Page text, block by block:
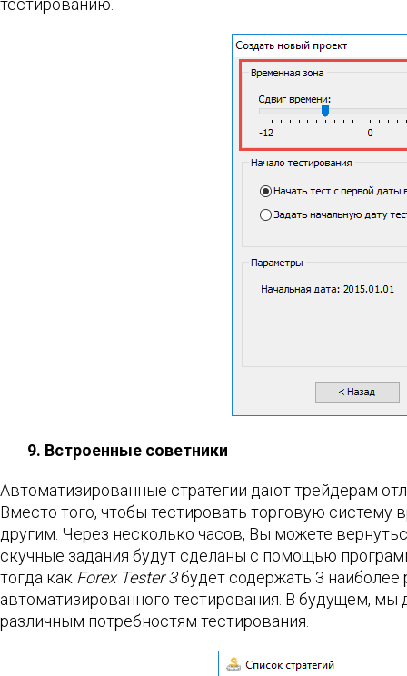
тестированию.
9. Встроенные советники
Автоматизированные стратегии дают трейдерам
Вместо того, чтобы тестировать торговую систему
другим. Через несколько часов, Вы можете
скучные задания будут сделаны с помощью
тогда как Forex Tester 3будет содержать 3 наиболее
автоматизированного тестирования. В будущем,
различным потребностям тестирования.